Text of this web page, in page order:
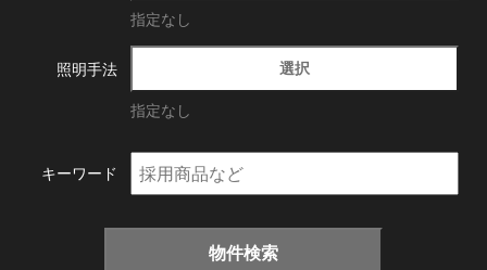
指定なし
照明手法 選択
指定なし
キーワード
物件検索